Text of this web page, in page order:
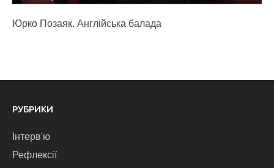
Юрко Позаяк. Англійська балада
РУБРИКИ
Інтерв'ю
Рефлексії